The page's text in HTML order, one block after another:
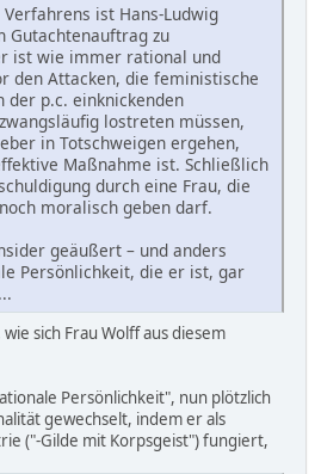
ist Hans-Ludwig
Gutachtenauftrag zu
ist wie immer rational und
den Attacken, die feministische
der p.c. einknickenden
lostreten müssen,
in Totschweigen ergehen,
Maßnahme ist. Schließlich
durch eine Frau, die
moralisch geben darf.
geäußert – und anders
Persönlichkeit, die er ist, gar
sich Frau Wolff aus diesem
Persönlichkeit", nun plötzlich
gewechselt, indem er als
("-Gilde mit Korpsgeist") fungiert,